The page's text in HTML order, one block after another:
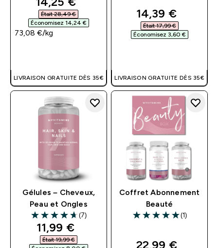
Était 28,49 €‎
Économisez 14,24 €‎
73,08 €‎/kg
LIVRAISON GRATUITE DÈS 35€
discounted
14,39 €‎
Était 17,99 €‎
Économisez 3,60 €‎
LIVRAISON GRATUITE DÈS 35€
Gélules – Cheveux,
Peau et Ongles
4.71 out of 5 stars
(7)
discounted price
11,99 €‎
Était 19,99 €‎
Coffret Abonnement
Beauté
5 out of 5 stars
(1)
22,99 €‎